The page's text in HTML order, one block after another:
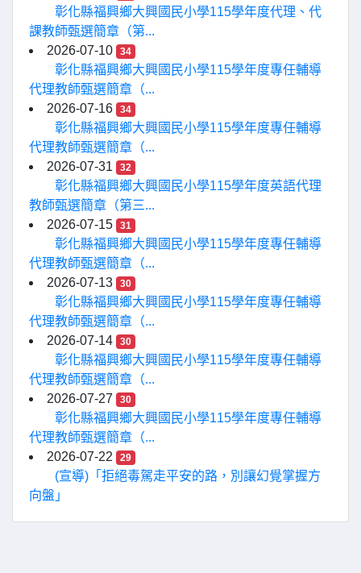
彰化縣福興鄉大興國民小學115學年度代理、代
課教師甄選簡章（第...
2026-07-10
34
彰化縣福興鄉大興國民小學115學年度專任輔導
代理教師甄選簡章（...
2026-07-16
34
彰化縣福興鄉大興國民小學115學年度專任輔導
代理教師甄選簡章（...
2026-07-31
32
彰化縣福興鄉大興國民小學115學年度英語代理
教師甄選簡章（第三...
2026-07-15
31
彰化縣福興鄉大興國民小學115學年度專任輔導
代理教師甄選簡章（...
2026-07-13
30
彰化縣福興鄉大興國民小學115學年度專任輔導
代理教師甄選簡章（...
2026-07-14
30
彰化縣福興鄉大興國民小學115學年度專任輔導
代理教師甄選簡章（...
2026-07-27
30
彰化縣福興鄉大興國民小學115學年度專任輔導
代理教師甄選簡章（...
2026-07-22
29
(宣導)「拒絕毒駕走平安的路，別讓幻覺掌握方
向盤」